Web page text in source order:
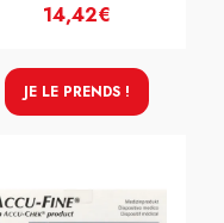
14,42€
JE LE PRENDS !